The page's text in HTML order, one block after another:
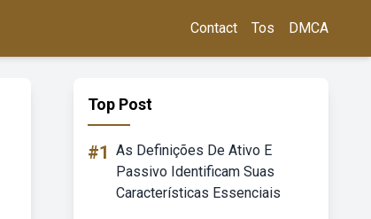
Contact Tos DMCA
Top Post
#1 As Definições De Ativo E
Passivo Identificam Suas
Características Essenciais